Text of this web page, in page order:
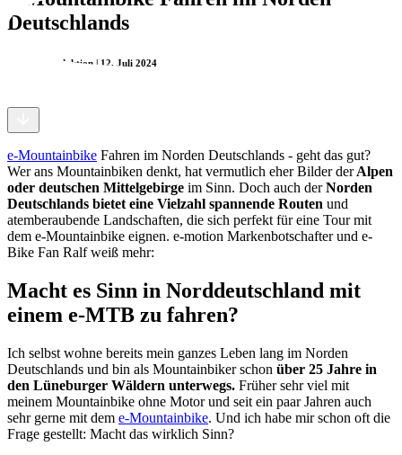
Deutschlands
e-motion Redaktion | 12. Juli 2024
e-Mountainbike Fahren im Norden Deutschlands - geht das gut?
Wer ans Mountainbiken denkt, hat vermutlich eher Bilder derAlpen
oder deutschen Mittelgebirge im Sinn. Doch auch derNorden
Deutschlands bietet eine Vielzahl spannende Routen und
atemberaubende Landschaften, die sich perfekt für eine Tour mit
dem e-Mountainbike eignen. e-motion Markenbotschafter und e-
Bike Fan Ralf weiß mehr:
Macht es Sinn in Norddeutschland mit
einem e-MTB zu fahren?
Ich selbst wohne bereits mein ganzes Leben lang im Norden
Deutschlands und bin als Mountainbiker schon über 25 Jahre in
den Lüneburger Wäldern unterwegs. Früher sehr viel mit
meinem Mountainbike ohne Motor und seit ein paar Jahren auch
sehr gerne mit dem e-Mountainbike. Und ich habe mir schon oft die
Frage gestellt: Macht das wirklich Sinn?